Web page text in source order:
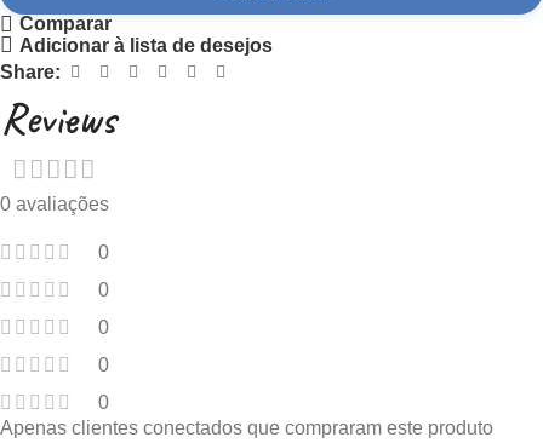
Comparar
Adicionar à lista de desejos
Share:
Reviews
0 avaliações
0
0
0
0
0
Apenas clientes conectados que compraram este produto